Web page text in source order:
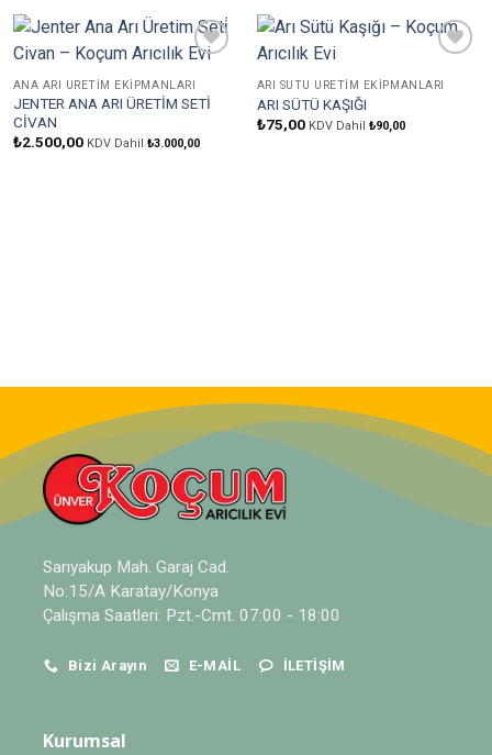
Ekle
ANA ARI ÜRETIM EKIPMANLARI
JENTER ANA ARI ÜRETİM SETİ
CİVAN
₺2.500,00 KDV Dahil ₺3.000,00
Ekle
ARI SÜTÜ ÜRETIM EKIPMANLARI
ARI SÜTÜ KAŞIĞI
₺75,00 KDV Dahil ₺90,00
Sarıyakup Mah. Garaj Cad.
No:15/A Karatay/Konya
Çalışma Saatleri: Pzt.-Cmt. 07:00 - 18:00
Bizi Arayın E-MAIL İLETIŞIM
Kurumsal